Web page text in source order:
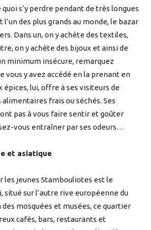
s’y perdre pendant de très longues
l’un des plus grands au monde, le bazar
Dans un, on y achète des textiles,
on y achète des bijoux et ainsi de
minimum insécure, remarquez
vous y avez accédé en la prenant en
épices, lui, offre à ses visiteurs de
frais ou séchés. Ses
pas à vous faire sentir et goûter
vous entraîner par ses odeurs…
et asiatique
les jeunes Stambouliotes est le
situé sur l’autre rive européenne du
mosquées et musées, ce quartier
cafés, bars, restaurants et